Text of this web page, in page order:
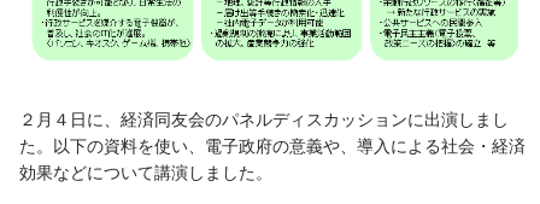
２月４日に、経済同友会のパネルディスカッションに出演しまし
た。以下の資料を使い、電子政府の意義や、導入による社会・経済
効果などについて講演しました。